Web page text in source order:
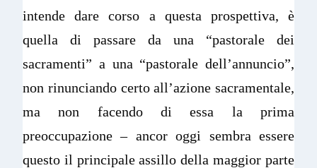
intende dare corso a questa prospettiva, è
quella di passare da una “pastorale dei
sacramenti” a una “pastorale dell’annuncio”,
non rinunciando certo all’azione sacramentale,
ma non facendo di essa la prima
preoccupazione – ancor oggi sembra essere
questo il principale assillo della maggior parte